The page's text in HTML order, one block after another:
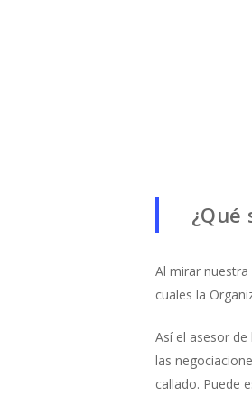
Al mirar
cuales la
Así el asesor de
las
callado. Puede